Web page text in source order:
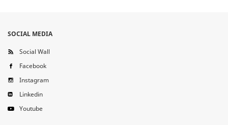
SOCIAL MEDIA
Social Wall
Facebook
Instagram
Linkedin
Youtube